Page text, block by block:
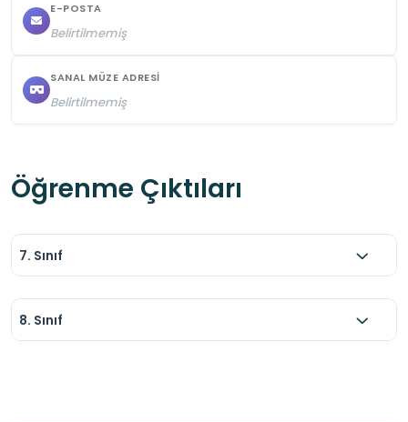
E-POSTA
Belirtilmemiş
SANAL MÜZE ADRESI
Belirtilmemiş
Öğrenme Çıktıları
7. Sınıf
8. Sınıf